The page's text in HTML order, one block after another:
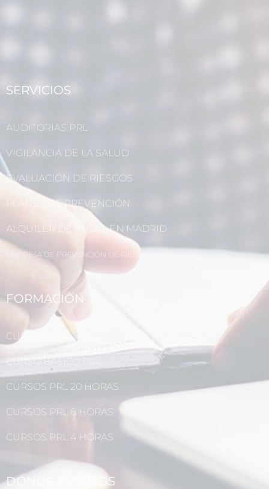
SERVICIOS
AUDITORIAS PRL
VIGILANCIA DE LA SALUD
EVALUACIÓN DE RIESGOS
PLANES DE PREVENCIÓN
ALQUILER DE AULAS EN MADRID
EMPRESA DE PREVENCIÓN DE RIESGOS LABORALES
FORMACIÓN
CURSOS PRL
CURSO BÁSICO PRL
CURSOS PRL 20 HORAS
CURSOS PRL 6 HORAS
CURSOS PRL 4 HORAS
DÓNDE ESTAMOS